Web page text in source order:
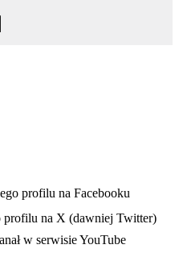
karcie
profilu na Facebooku
profilu na X (dawniej Twitter)
karcie
w serwisie YouTube